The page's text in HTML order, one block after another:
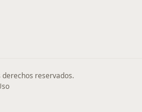
reservados.